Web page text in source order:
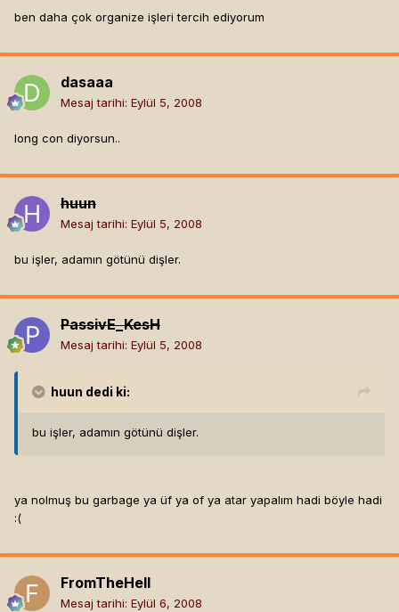
ben daha çok organize işleri tercih ediyorum
dasaaa
Mesaj tarihi: Eylül 5, 2008
long con diyorsun..
huun
Mesaj tarihi: Eylül 5, 2008
bu işler, adamın götünü dişler.
PassivE_KesH
Mesaj tarihi: Eylül 5, 2008
huun dedi ki:
bu işler, adamın götünü dişler.
ya nolmuş bu garbage ya üf ya of ya atar yapalım hadi böyle hadi
:(
FromTheHell
Mesaj tarihi: Eylül 6, 2008